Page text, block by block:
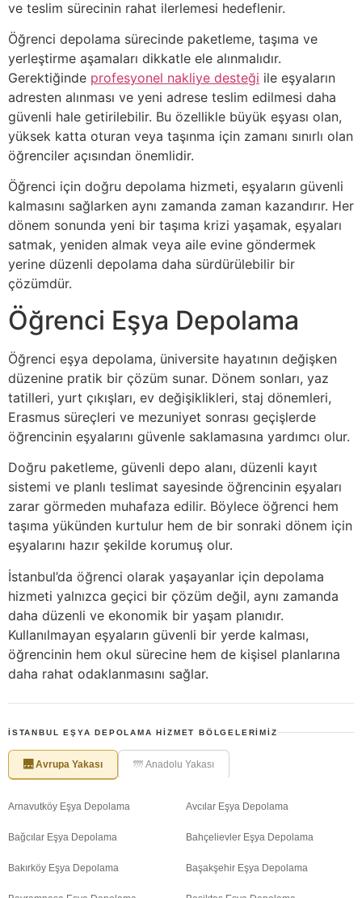
ve teslim sürecinin rahat ilerlemesi hedeflenir.
Öğrenci depolama sürecinde paketleme, taşıma ve
yerleştirme aşamaları dikkatle ele alınmalıdır.
Gerektiğinde profesyonel nakliye desteği ile eşyaların
adresten alınması ve yeni adrese teslim edilmesi daha
güvenli hale getirilebilir. Bu özellikle büyük eşyası olan,
yüksek katta oturan veya taşınma için zamanı sınırlı olan
öğrenciler açısından önemlidir.
Öğrenci için doğru depolama hizmeti, eşyaların güvenli
kalmasını sağlarken aynı zamanda zaman kazandırır. Her
dönem sonunda yeni bir taşıma krizi yaşamak, eşyaları
satmak, yeniden almak veya aile evine göndermek
yerine düzenli depolama daha sürdürülebilir bir
çözümdür.
Öğrenci Eşya Depolama
Öğrenci eşya depolama, üniversite hayatının değişken
düzenine pratik bir çözüm sunar. Dönem sonları, yaz
tatilleri, yurt çıkışları, ev değişiklikleri, staj dönemleri,
Erasmus süreçleri ve mezuniyet sonrası geçişlerde
öğrencinin eşyalarını güvenle saklamasına yardımcı olur.
Doğru paketleme, güvenli depo alanı, düzenli kayıt
sistemi ve planlı teslimat sayesinde öğrencinin eşyaları
zarar görmeden muhafaza edilir. Böylece öğrenci hem
taşıma yükünden kurtulur hem de bir sonraki dönem için
eşyalarını hazır şekilde korumuş olur.
İstanbul’da öğrenci olarak yaşayanlar için depolama
hizmeti yalnızca geçici bir çözüm değil, aynı zamanda
daha düzenli ve ekonomik bir yaşam planıdır.
Kullanılmayan eşyaların güvenli bir yerde kalması,
öğrencinin hem okul sürecine hem de kişisel planlarına
daha rahat odaklanmasını sağlar.
İSTANBUL EŞYA DEPOLAMA HIZMET BÖLGELERIMIZ
🌉 Avrupa Yakası 🌁 Anadolu Yakası
Arnavutköy Eşya Depolama Avcılar Eşya Depolama
Bağcılar Eşya Depolama Bahçelievler Eşya Depolama
Bakırköy Eşya Depolama Başakşehir Eşya Depolama